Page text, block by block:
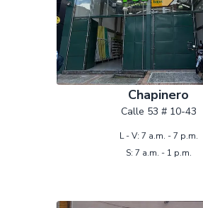
Chapinero
Calle 53 # 10-43
L - V: 7 a.m. - 7 p.m.
S: 7 a.m. - 1 p.m.